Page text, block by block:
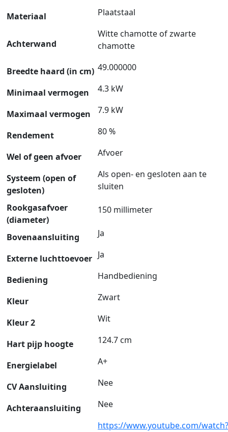
Materiaal
Plaatstaal
Achterwand
Witte chamotte of zwarte
chamotte
Breedte haard (in cm) 49.000000
Minimaal vermogen 4.3 kW
Maximaal vermogen 7.9 kW
Rendement 80 %
Wel of geen afvoer Afvoer
Systeem (open of
gesloten)
Als open- en gesloten aan te
sluiten
Rookgasafvoer
(diameter)
150 millimeter
Bovenaansluiting Ja
Externe luchttoevoer Ja
Bediening Handbediening
Kleur Zwart
Kleur 2 Wit
Hart pijp hoogte 124.7 cm
Energielabel A+
CV Aansluiting Nee
Achteraansluiting Nee
https://www.youtube.com/watch?